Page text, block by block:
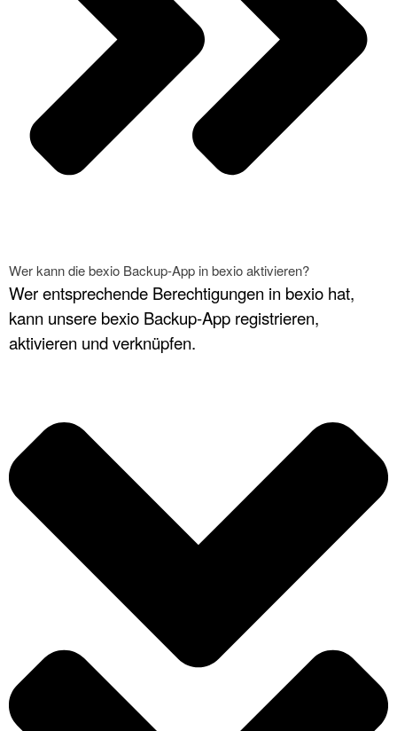
Wer kann die bexio Backup-App in bexio aktivieren?
Wer entsprechende Berechtigungen in bexio hat,
kann unsere bexio Backup-App registrieren,
aktivieren und verknüpfen.